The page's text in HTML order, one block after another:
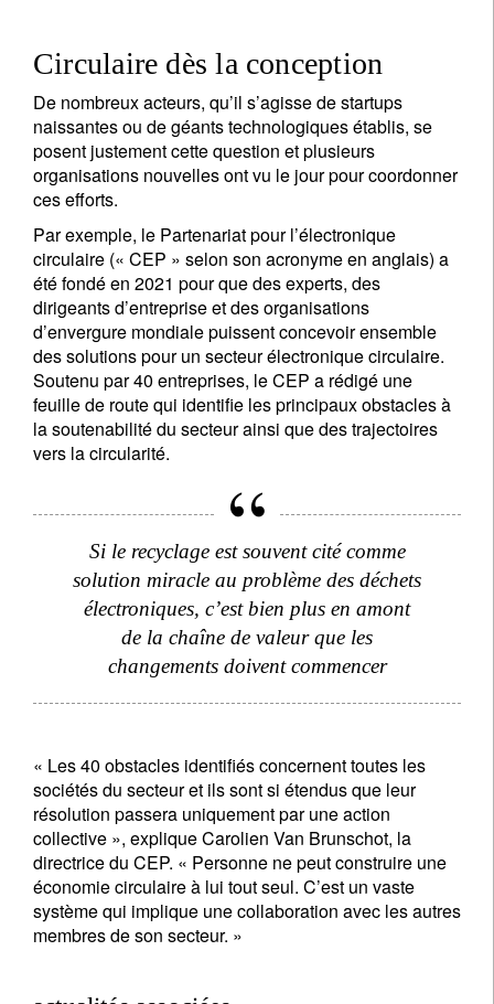
Circulaire dès la conception
De nombreux acteurs, qu’il s’agisse de startups
naissantes ou de géants technologiques établis, se
posent justement cette question et plusieurs
organisations nouvelles ont vu le jour pour coordonner
ces efforts.
Par exemple, le Partenariat pour l’électronique
circulaire (« CEP » selon son acronyme en anglais) a
été fondé en 2021 pour que des experts, des
dirigeants d’entreprise et des organisations
d’envergure mondiale puissent concevoir ensemble
des solutions pour un secteur électronique circulaire.
Soutenu par 40 entreprises, le CEP a rédigé une
feuille de route qui identifie les principaux obstacles à
la soutenabilité du secteur ainsi que des trajectoires
vers la circularité.
Si le recyclage est souvent cité comme
solution miracle au problème des déchets
électroniques, c’est bien plus en amont
de la chaîne de valeur que les
changements doivent commencer
« Les 40 obstacles identifiés concernent toutes les
sociétés du secteur et ils sont si étendus que leur
résolution passera uniquement par une action
collective », explique Carolien Van Brunschot, la
directrice du CEP. « Personne ne peut construire une
économie circulaire à lui tout seul. C’est un vaste
système qui implique une collaboration avec les autres
membres de son secteur. »